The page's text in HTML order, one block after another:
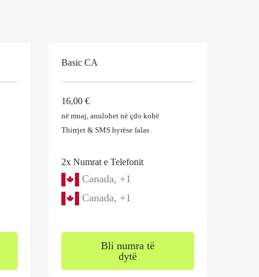
Basic CA
16,00 €
në muaj, anulohet në çdo kohë
Thirrjet & SMS hyrësefalas
2x Numrat e Telefonit
Canada, +1
Canada, +1
Bli numra të
dytë